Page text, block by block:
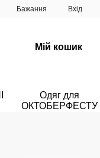
Бажання Вхід
Мій кошик
Одяг для
ОКТОБЕРФЕСТУ